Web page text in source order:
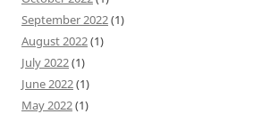
September 2022(1)
August 2022(1)
July 2022(1)
June 2022(1)
May 2022(1)